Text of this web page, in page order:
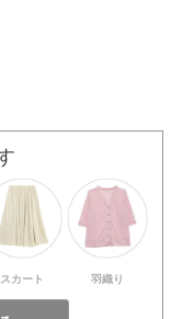
スカート 羽織り